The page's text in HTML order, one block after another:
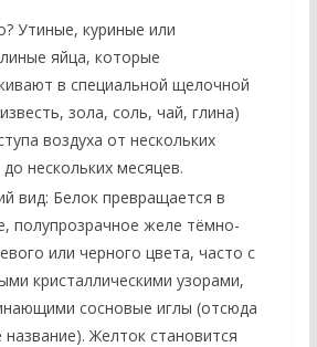
Утиные, куриные или
яйца, которые
в специальной щелочной
зола, соль, чай, глина)
воздуха от нескольких
нескольких месяцев.
вид: Белок превращается в
полупрозрачное желе тёмно-
или черного цвета, часто с
кристаллическими узорами,
сосновые иглы (отсюда
название). Желток становится